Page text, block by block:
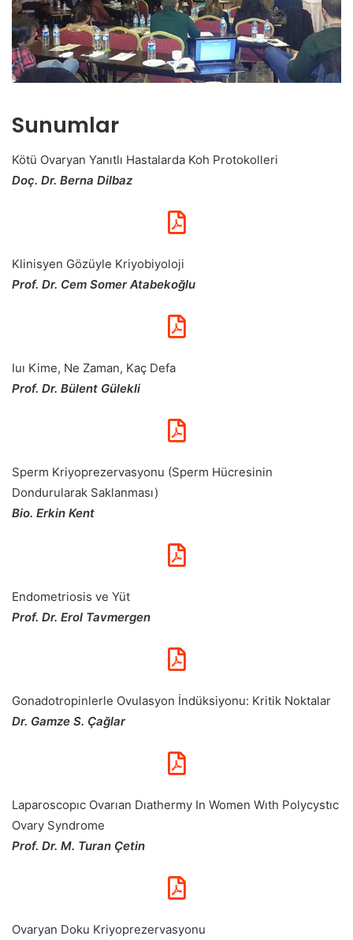
Sunumlar
Kötü Ovaryan Yanıtlı Hastalarda Koh Protokolleri
Doç. Dr. Berna Dilbaz
Klinisyen Gözüyle Kriyobiyoloji
Prof. Dr. Cem Somer Atabekoğlu
Iuı Kime, Ne Zaman, Kaç Defa
Prof. Dr. Bülent Gülekli
Sperm Kriyoprezervasyonu (Sperm Hücresinin
Dondurularak Saklanması)
Bio. Erkin Kent
Endometriosis ve Yüt
Prof. Dr. Erol Tavmergen
Gonadotropinlerle Ovulasyon İndüksiyonu: Kritik Noktalar
Dr. Gamze S. Çağlar
Laparoscopıc Ovarıan Dıathermy In Women Wıth Polycystıc
Ovary Syndrome
Prof. Dr. M. Turan Çetin
Ovaryan Doku Kriyoprezervasyonu